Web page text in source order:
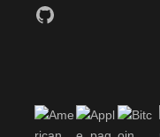
GitHub